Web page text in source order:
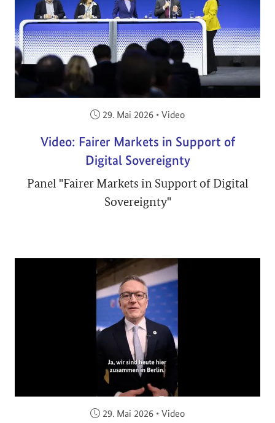
Veröffentlicht am:
29. Mai 2026 • Video
Video: Fairer Markets in Support of
Digital Sovereignty
Panel "Fairer Markets in Support of Digital
Sovereignty"
Veröffentlicht am:
29. Mai 2026 • Video